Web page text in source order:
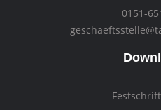
0151-